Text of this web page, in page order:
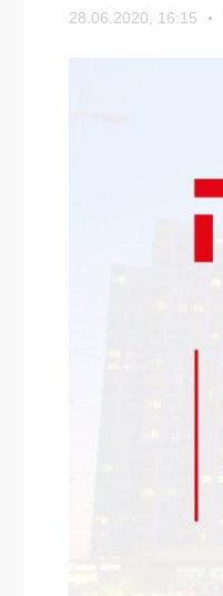
28.06.2020, 16:15